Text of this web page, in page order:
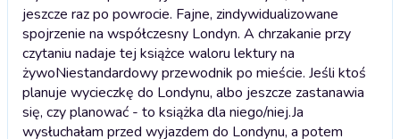
jeszcze raz po powrocie. Fajne, zindywidualizowane
spojrzenie na współczesny Londyn. A chrzakanie przy
czytaniu nadaje tej książce waloru lektury na
żywoNiestandardowy przewodnik po mieście. Jeśli ktoś
planuje wycieczkę do Londynu, albo jeszcze zastanawia
się, czy planować - to książka dla niego/niej.Ja
wysłuchałam przed wyjazdem do Londynu, a potem